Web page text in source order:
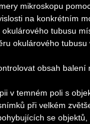
mikroskopu
na konkrétním
tubusu
okulárového
obsah
v temném poli s
při velkém
se